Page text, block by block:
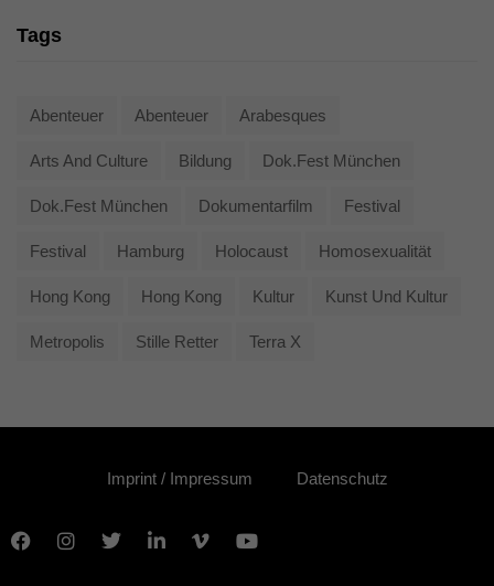
Tags
Abenteuer Abenteuer Arabesques
Arts And Culture Bildung Dok.fest München
Dok.fest München Dokumentarfilm Festival
Festival Hamburg Holocaust Homosexualität
Hong Kong Hong Kong Kultur Kunst Und Kultur
Metropolis Stille Retter Terra X
Imprint / Impressum Datenschutz